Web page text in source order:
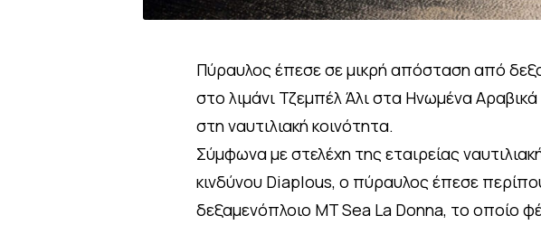
Πύραυλος έπεσε σε μικρή απόσταση από
στο λιμάνι Τζεμπέλ Άλι στα Ηνωμένα
στη ναυτιλιακή κοινότητα.
Σύμφωνα με στελέχη της εταιρείας
κινδύνου Diaplous, ο πύραυλος έπεσε
δεξαμενόπλοιο MT Sea La Donna, το οποίο